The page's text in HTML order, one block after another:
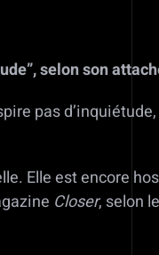
selon son
pas
Elle est encore
Closer, selon